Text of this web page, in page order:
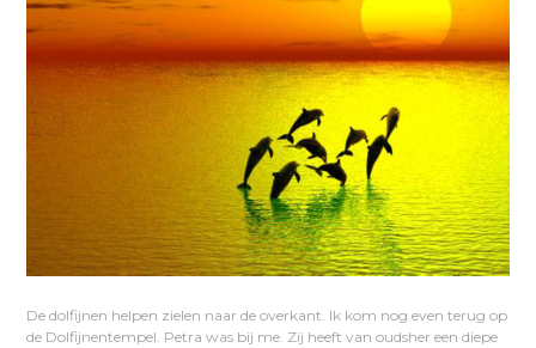
De dolfijnen helpen zielen naar de overkant. Ik kom nog even terug op
de Dolfijnentempel. Petra was bij me. Zij heeft van oudsher een diepe